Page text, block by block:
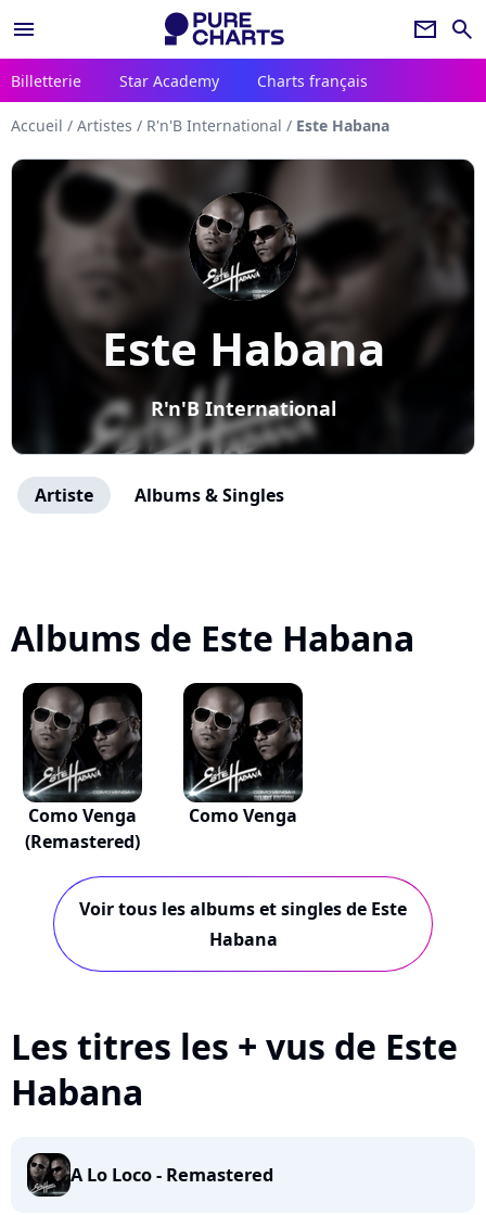
menu newsletter search
Billetterie Star Academy Charts français
Accueil / Artistes / R'n'B International / Este Habana
Este Habana
R'n'B International
Artiste Albums & Singles
Albums de Este Habana
Como Venga
(Remastered)
Como Venga
Voir tous les albums et singles de Este
Habana
Les titres les + vus de Este
Habana
A Lo Loco - Remastered